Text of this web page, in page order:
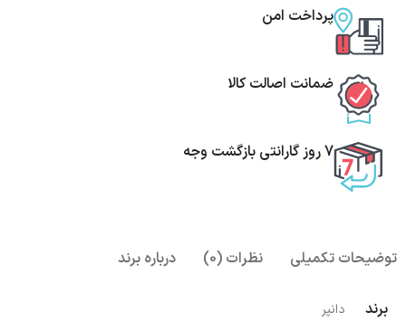
پرداخت امن
ضمانت اصالت کالا
7 روز گارانتی بازگشت وجه
توضیحات تکمیلی نظرات (0) درباره برند
برند دانپر